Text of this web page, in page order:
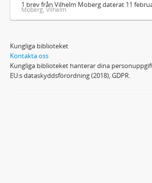
1 brev från Vilhelm Moberg daterat 11
Moberg, Vilhelm
Kungliga biblioteket
Kontakta oss
Kungliga biblioteket hanterar dina
EU:s dataskyddsförordning (2018), GDPR.